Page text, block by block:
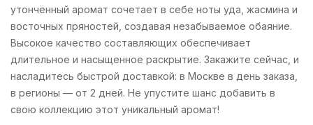
утончённый аромат сочетает в себе ноты уда, жасмина и
восточных пряностей, создавая незабываемое обаяние.
Высокое качество составляющих обеспечивает
длительное и насыщенное раскрытие. Закажите сейчас, и
насладитесь быстрой доставкой: в Москве в день заказа,
в регионы — от 2 дней. Не упустите шанс добавить в
свою коллекцию этот уникальный аромат!